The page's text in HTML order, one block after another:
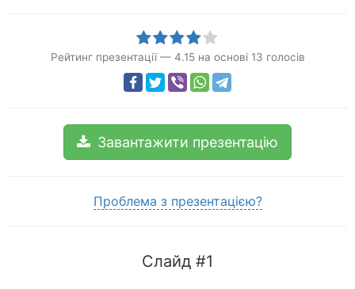
Рейтинг презентації — 4.15на основі 13 голосів
Завантажити презентацію
Проблема з презентацією?
Слайд #1